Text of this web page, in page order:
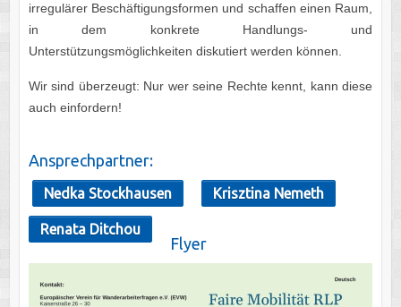
irregulärer Beschäftigungsformen und schaffen einen Raum,
in dem konkrete Handlungs- und
Unterstützungsmöglichkeiten diskutiert werden können.
Wir sind überzeugt: Nur wer seine Rechte kennt, kann diese
auch einfordern!
Ansprechpartner:
Nedka Stockhausen Krisztina Nemeth
Renata Ditchou
Flyer